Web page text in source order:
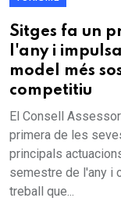
Sitges fa un
l'any i
model més
competitiu
El Consell
primera de les
principals
semestre de l'any i
treball que...